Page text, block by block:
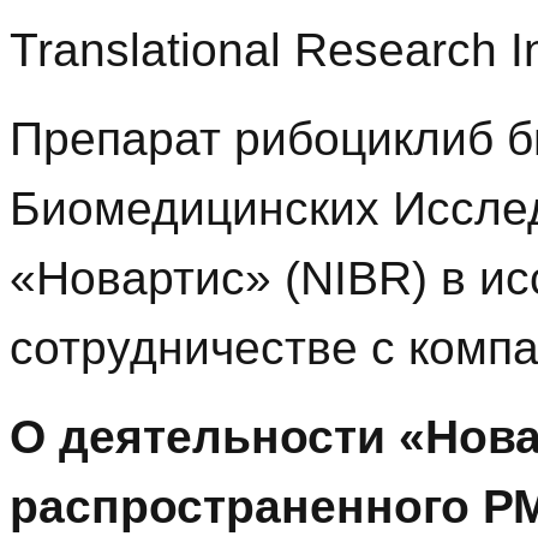
Translational Research
Препарат рибоциклиб
Биомедицинских
«Новартис» (NIBR) в
сотрудничестве с
О деятельности
распространенного